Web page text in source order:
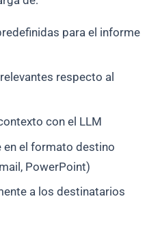
para el informe
respecto al
con el LLM
en el formato destino
PowerPoint)
a los destinatarios